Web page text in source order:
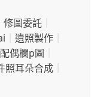
修圖委託
遺照製作
偶欄p圖
照耳朵合成